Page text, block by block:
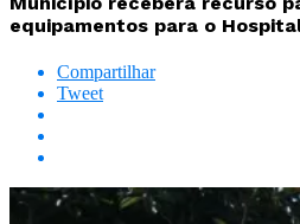
equipamentos para o
Compartilhar
Tweet